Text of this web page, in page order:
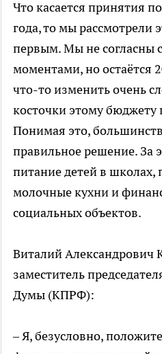
Что касается принятия
года, то мы рассмотрели
первым. Мы не согласны
моментами, но остаётся
что-то изменить очень
косточки этому бюджету
Понимая это,
правильное решение.
питание детей в школах,
молочные кухни и
социальных объектов.
Виталий Александрович
заместитель
Думы (КПРФ):
– Я, безусловно,